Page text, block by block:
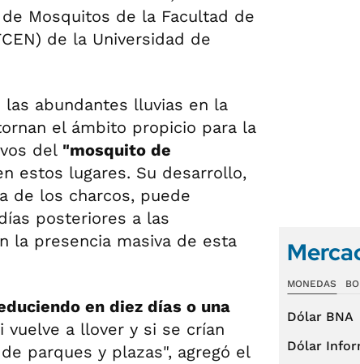
Mosquitos de la Facultad de
de la Universidad de
abundantes lluvias en la
el ámbito propicio para la
del "mosquito de
estos lugares. Su desarrollo,
de los charcos, puede
posteriores a las
la presencia masiva de esta
en diez días o una
vuelve a llover y si se crían
parques y plazas", agregó el
MONEDAS
Dólar BNA
Dólar